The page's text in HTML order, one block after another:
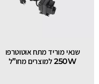
שנאי מוריד מתח אוטוטרפו
250W למוצרים מחו”ל